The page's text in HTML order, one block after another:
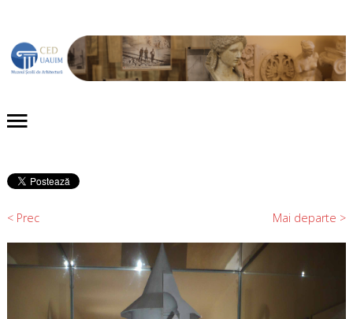
Despre noi
Expoziții
< Prec Mai departe >